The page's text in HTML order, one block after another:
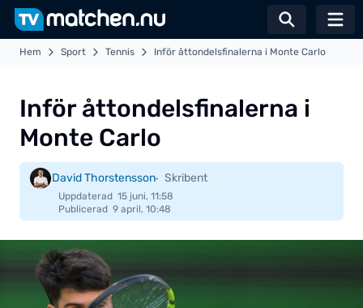
Växla
Hem Sport Tennis Inför åttondelsfinalerna i Monte Carlo
Inför åttondelsfinalerna i
Monte Carlo
David Thorstensson Skribent
Uppdaterad 15 juni, 11:58
Publicerad 9 april, 10:48